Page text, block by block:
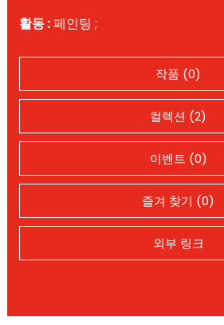
활동 :페인팅 ;
작품 (0)
컬렉션 (2)
이벤트 (0)
즐겨 찾기 (0)
외부 링크